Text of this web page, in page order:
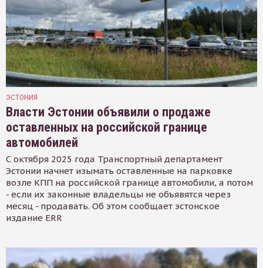
ЭСТОНИЯ
Власти Эстонии объявили о продаже
оставленных на российской границе
автомобилей
С октября 2025 года Транспортный департамент
Эстонии начнет изымать оставленные на парковке
возле КПП на российской границе автомобили, а потом
- если их законные владельцы не объявятся через
месяц - продавать. Об этом сообщает эстонское
издание ERR